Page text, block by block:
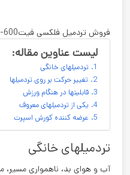
فروش تردمیل فلکسی فیتFlexiFit C-600
لیست عناوین مقاله:
تردمیلهای خانگی
تغییر حرکت بر روی تردمیلها
قابلیتها در هنگام ورزش
یکی از تردمیلهای معروف
عرضه کننده کورش اسپرت
تردمیلهای خانگی
آب و هوای بد، ناهمواری مسیر،